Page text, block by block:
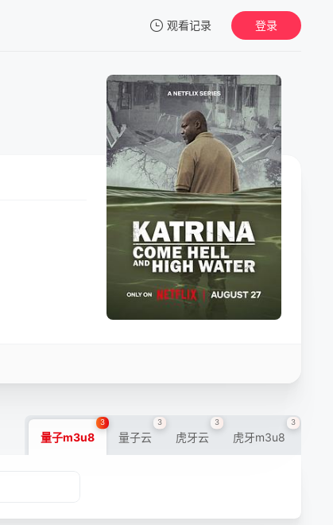
观看记录
暂无观看影片的记录
登录
量子m3u8
3
量子云
3
虎牙云
3
虎牙m3u8
3